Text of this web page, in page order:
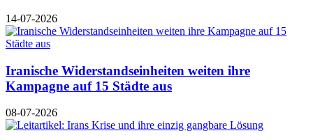
14-07-2026
Iranische Widerstandseinheiten weiten ihre
Kampagne auf 15 Städte aus
08-07-2026